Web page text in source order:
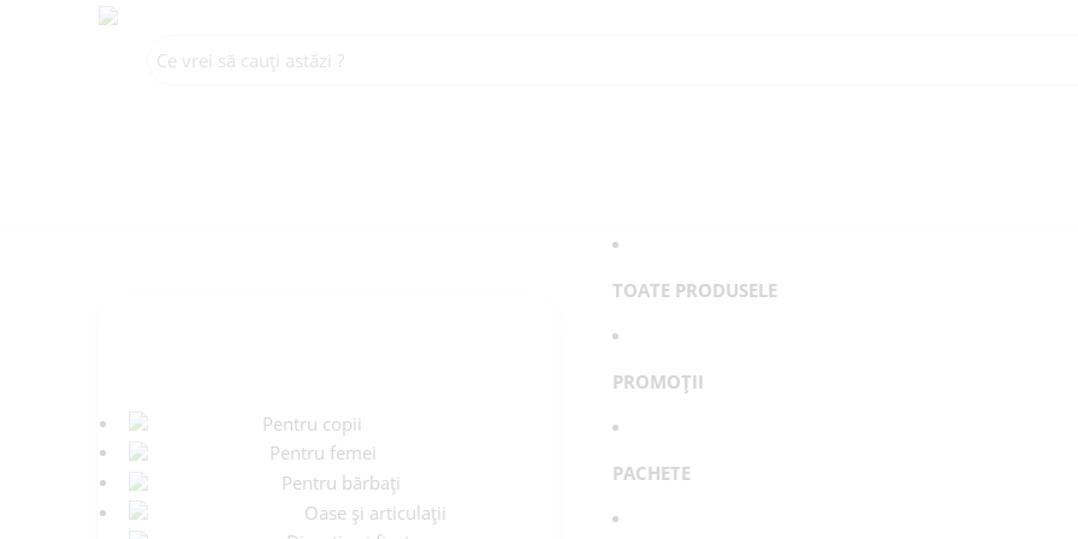
Pentru copii
Pentru femei
Pentru bărbați
Oase și articulații
TOATE PRODUSELE
PROMOȚII
PACHETE